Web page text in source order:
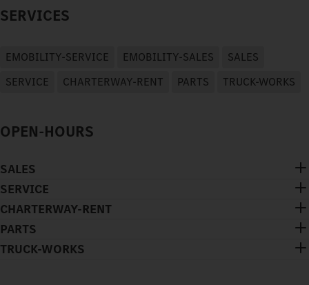
SERVICES
EMOBILITY-SERVICE EMOBILITY-SALES
SALES
SERVICE
CHARTERWAY-RENT PARTS TRUCK-WORKS
OPEN-HOURS
SALES
SERVICE
CHARTERWAY-RENT
PARTS
TRUCK-WORKS